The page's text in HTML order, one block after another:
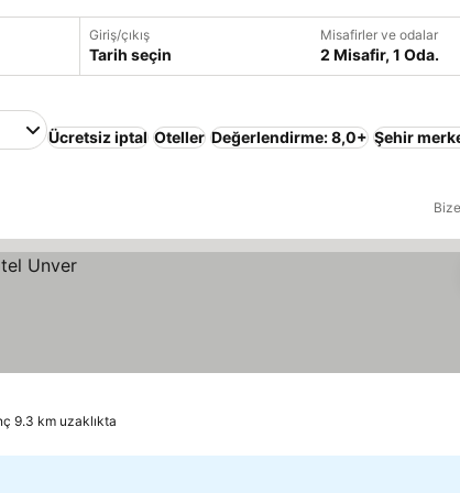
Giriş/çıkış
Tarih seçin
Misafirler ve odalar
2 Misafir, 1 Oda.
Ücretsiz iptal Oteller Değerlendirme: 8,0+ Şehir
9.3 km uzaklıkta